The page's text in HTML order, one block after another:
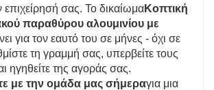
επιχείρησή σας. Το δικαίωμαΚοπτική
παραθύρου αλουμινίου με
για τον εαυτό του σε μήνες - όχι σε
τη γραμμή σας, υπερβείτε τους
ηγηθείτε της αγοράς σας.
με την ομάδα μας σήμεραγια μια